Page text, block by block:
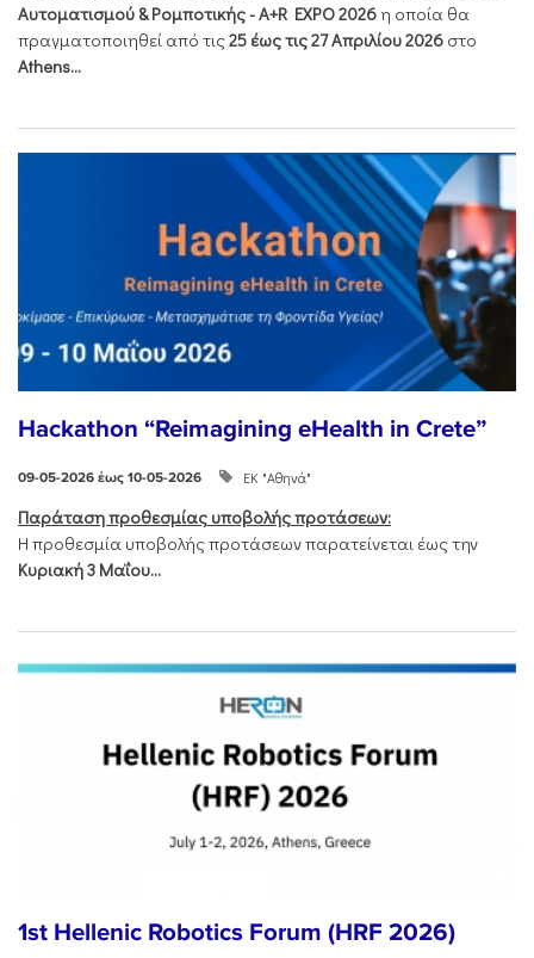
Αυτοματισμού & Ρομποτικής - Α+R EXPO 2026 η οποία θα
πραγματοποιηθεί από τις25 έως τις 27 Απριλίου 2026 στο
Athens...
Hackathon “Reimagining eHealth in Crete”
09-05-2026 έως 10-05-2026 ΕΚ "Αθηνά"
Παράταση προθεσμίας υποβολής προτάσεων:
Η προθεσμία υποβολής προτάσεων παρατείνεται έως την
Κυριακή 3 Μαΐου...
1st Hellenic Robotics Forum (HRF 2026)